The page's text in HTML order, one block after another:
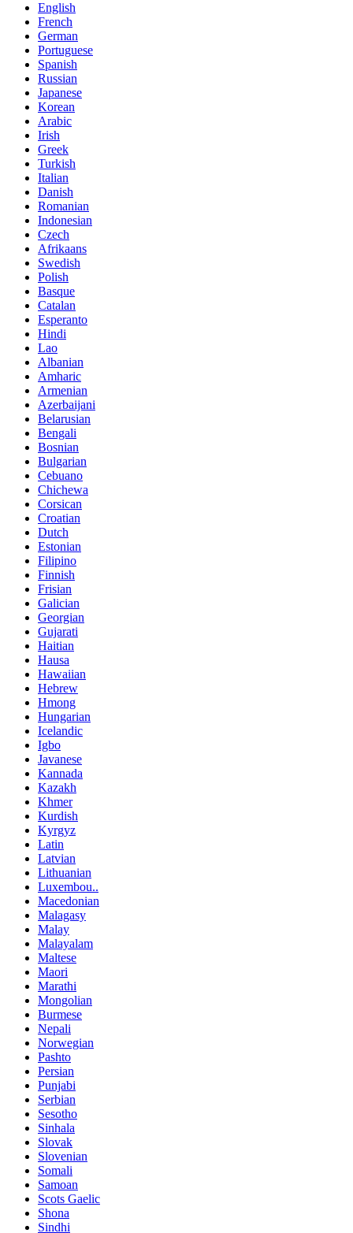
English
French
German
Portuguese
Spanish
Russian
Japanese
Korean
Arabic
Irish
Greek
Turkish
Italian
Danish
Romanian
Indonesian
Czech
Afrikaans
Swedish
Polish
Basque
Catalan
Esperanto
Hindi
Lao
Albanian
Amharic
Armenian
Azerbaijani
Belarusian
Bengali
Bosnian
Bulgarian
Cebuano
Chichewa
Corsican
Croatian
Dutch
Estonian
Filipino
Finnish
Frisian
Galician
Georgian
Gujarati
Haitian
Hausa
Hawaiian
Hebrew
Hmong
Hungarian
Icelandic
Igbo
Javanese
Kannada
Kazakh
Khmer
Kurdish
Kyrgyz
Latin
Latvian
Lithuanian
Luxembou..
Macedonian
Malagasy
Malay
Malayalam
Maltese
Maori
Marathi
Mongolian
Burmese
Nepali
Norwegian
Pashto
Persian
Punjabi
Serbian
Sesotho
Sinhala
Slovak
Slovenian
Somali
Samoan
Scots Gaelic
Shona
Sindhi